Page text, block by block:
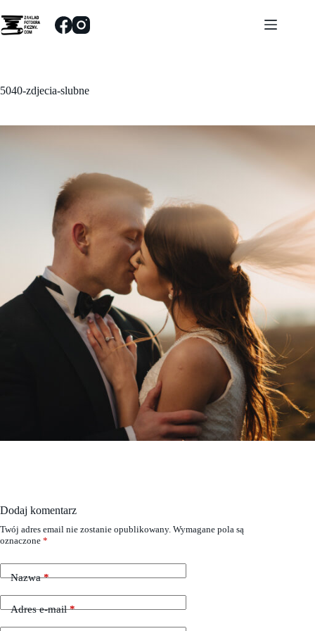
do
treści
5040-zdjecia-slubne
Dodaj komentarz
Twój adres email nie zostanie opublikowany. Wymagane pola są
oznaczone *
Nazwa*
Adres e-mail*